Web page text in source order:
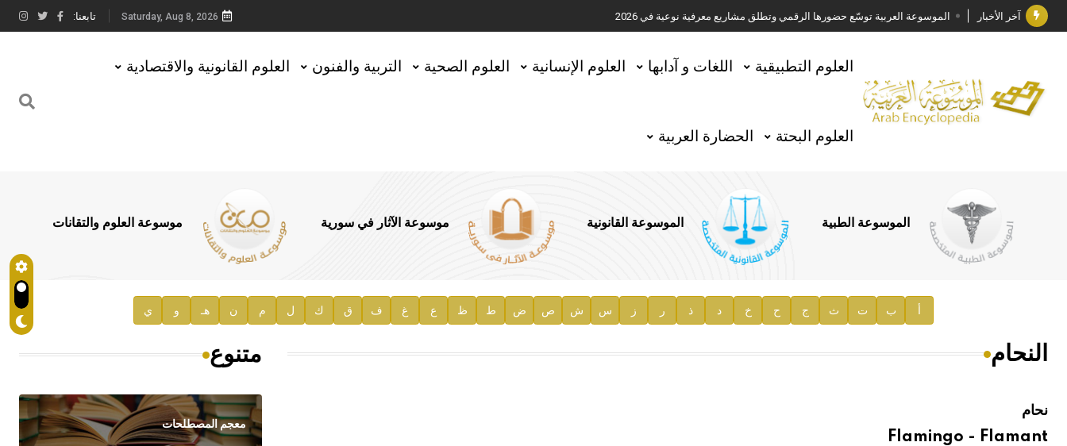
آخر الأخبار الموسوعة العربية توسّع حضورها الرقمي وتطلق مشاريع معرفية نوعية في 2026
جائزة مجمع الملك سلمان العالمي للغة العربية 2025
الأستاذ إياد خالد الطباع مدير عام لهيئة الموسوعة العربية
السيد محمد ياسين صالح وزيرا للثقافة
توصيات مجلس الإدارة
صدور المجلد السابع من موسوعة الآثار في سورية
إعلان..
Saturday, Aug 8, 2026 تابعنا:
العلوم التطبيقية اللغات و آدابها العلوم الإنسانية العلوم الصحية التربية والفنون العلوم القانونية والاقتصادية
العلوم البحتة الحضارة العربية
الموسوعة الطبية الموسوعة القانونية موسوعة الآثار في سورية موسوعة العلوم والتقانات
أ ب ت ث ج ح خ د ذ ر ز س ش ص ض ط ظ ع غ ف ق ك ل م ن هـ و ي
النحام
نحام
Flamingo - Flamant
متنوع
معجم المصطلحات